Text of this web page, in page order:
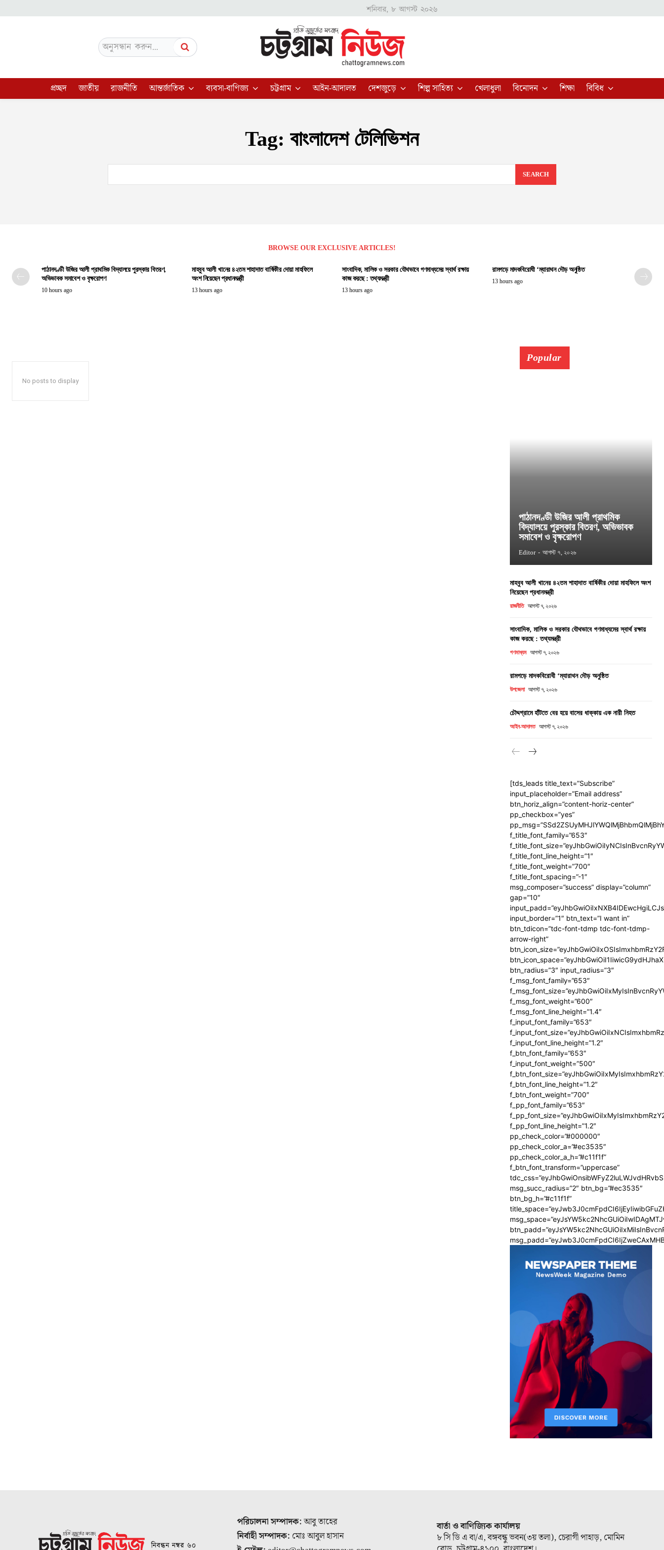
শনিবার, ৮ আগস্ট ২০২৬
অনুসন্ধান করুন...
প্রচ্ছদ জাতীয় রাজনীতি আন্তর্জাতিক ব্যবসা-বাণিজ্য চট্টগ্রাম আইন-আদালত দেশজুড়ে শিল্প সাহিত্য খেলাধুলা বিনোদন শিক্ষা বিবিধ
Tag: বাংলাদেশ টেলিভিশন
SEARCH
BROWSE OUR EXCLUSIVE ARTICLES!
পাঠানদণ্ডী উজির আলী প্রাথমিক বিদ্যালয়ে পুরস্কার বিতরণ,
অভিভাবক সমাবেশ ও বৃক্ষরোপণ
10 hours ago
মাহবুব আলী খানের ৪২তম শাহাদাত বার্ষিকীর দোয়া মাহফিলে
অংশ নিয়েছেন প্রধানমন্ত্রী
13 hours ago
সাংবাদিক, মালিক ও সরকার যৌথভাবে গণমাধ্যমের স্বার্থ রক্ষায়
কাজ করছে : তথ্যমন্ত্রী
13 hours ago
রামগড়ে মাদকবিরোধী ‘ম্যারাথন দৌড় অনুষ্ঠিত
13 hours ago
No posts to display
Popular
পাঠানদণ্ডী উজির আলী প্রাথমিক
বিদ্যালয়ে পুরস্কার বিতরণ, অভিভাবক
সমাবেশ ও বৃক্ষরোপণ
Editor - আগস্ট ৭, ২০২৬
মাহবুব আলী খানের ৪২তম শাহাদাত বার্ষিকীর দোয়া মাহফিলে অংশ
নিয়েছেন প্রধানমন্ত্রী
রাজনীতি আগস্ট ৭, ২০২৬
সাংবাদিক, মালিক ও সরকার যৌথভাবে গণমাধ্যমের স্বার্থ রক্ষায়
কাজ করছে : তথ্যমন্ত্রী
গণমাধ্যম আগস্ট ৭, ২০২৬
রামগড়ে মাদকবিরোধী ‘ম্যারাথন দৌড় অনুষ্ঠিত
উপজেলা আগস্ট ৭, ২০২৬
চৌদ্দগ্রামে হাঁটতে বের হয়ে বাসের ধাক্কায় এক নারী নিহত
আইন-আদালত আগস্ট ৭, ২০২৬
[tds_leads title_text=”Subscribe”
input_placeholder=”Email address”
btn_horiz_align=”content-horiz-center”
pp_checkbox=”yes”
f_title_font_family=”653″
f_title_font_line_height=”1″
f_title_font_weight=”700″
f_title_font_spacing=”-1″
msg_composer=”success” display=”column”
gap=”10″
input_border=”1″ btn_text=”I want in”
btn_tdicon=”tdc-font-tdmp tdc-font-tdmp-
arrow-right”
btn_radius=”3″ input_radius=”3″
f_msg_font_family=”653″
f_msg_font_weight=”600″
f_msg_font_line_height=”1.4″
f_input_font_family=”653″
f_input_font_line_height=”1.2″
f_btn_font_family=”653″
f_input_font_weight=”500″
f_btn_font_line_height=”1.2″
f_btn_font_weight=”700″
f_pp_font_family=”653″
f_pp_font_line_height=”1.2″
pp_check_color=”#000000″
pp_check_color_a=”#ec3535″
pp_check_color_a_h=”#c11f1f”
f_btn_font_transform=”uppercase”
msg_succ_radius=”2″ btn_bg=”#ec3535″
btn_bg_h=”#c11f1f”
নিবন্ধন নম্বর ৬০
পরিচালনা সম্পাদক:আবু তাহের
নির্বাহী সম্পাদক: মোঃ আবুল হাসান
বার্তা ও বাণিজ্যিক কার্যালয়
৮ সি ডি এ বা/এ, বঙ্গবন্ধু ভবন(৩য় তলা), চেরাগী পাহাড়, মোমিন